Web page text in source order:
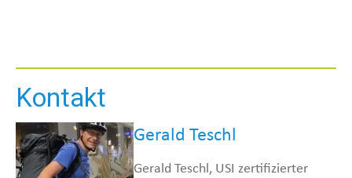
Kontakt
Gerald Teschl
Gerald Teschl, USI zertifizierter